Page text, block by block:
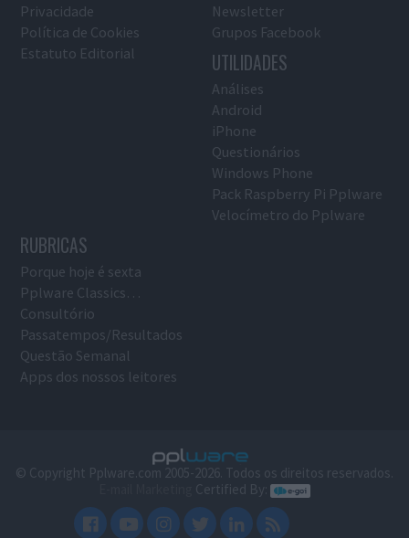
Privacidade
Política de Cookies
Estatuto Editorial
Newsletter
Grupos Facebook
UTILIDADES
Análises
Android
iPhone
Questionários
Windows Phone
Pack Raspberry Pi Pplware
Velocímetro do Pplware
RUBRICAS
Porque hoje é sexta
Pplware Classics…
Consultório
Passatempos/Resultados
Questão Semanal
Apps dos nossos leitores
© Copyright Pplware.com 2005-2026. Todos os direitos reservados.
Certified By: